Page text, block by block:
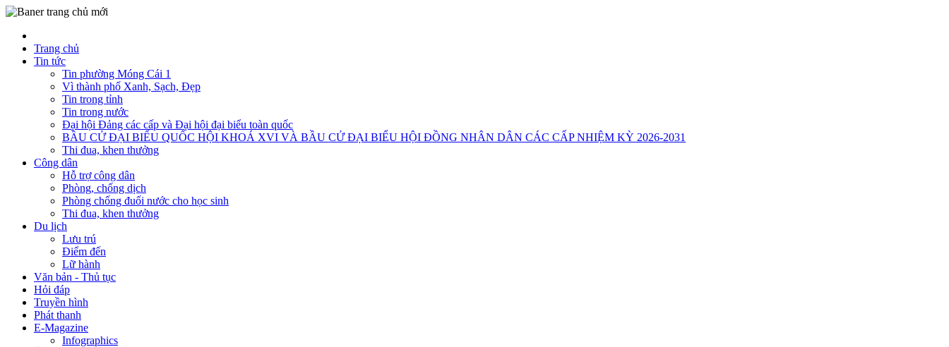
Trang chủ
Tin tức
Tin phường Móng Cái 1
Vì thành phố Xanh, Sạch, Đẹp
Tin trong tỉnh
Tin trong nước
Đại hội Đảng các cấp và Đại hội đại biểu toàn quốc
BẦU CỬ ĐẠI BIỂU QUỐC HỘI KHOÁ XVI VÀ BẦU CỬ ĐẠI BIỂU HỘI ĐỒNG NHÂN DÂN CÁC CẤP NHIỆM KỲ 2026-2031
Thi đua, khen thưởng
Công dân
Hỗ trợ công dân
Phòng, chống dịch
Phòng chống đuối nước cho học sinh
Thi đua, khen thưởng
Du lịch
Lưu trú
Điểm đến
Lữ hành
Văn bản - Thủ tục
Hỏi đáp
Truyền hình
Phát thanh
E-Magazine
Infographics